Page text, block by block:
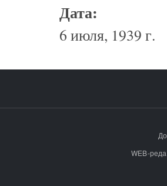
Дата:
6 июля, 1939 г.
WEB-